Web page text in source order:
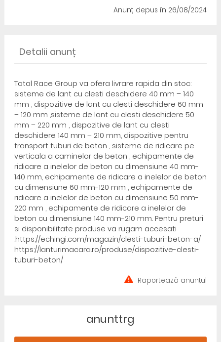
Anunț depusîn 26/08/2024
Detalii anunț
Total Race Group va ofera livrare rapida din stoc:
sisteme de lant cu clesti deschidere 40 mm – 140
mm , dispozitive de lant cu clesti deschidere 60 mm
– 120 mm ,sisteme de lant cu clesti deschidere 50
mm – 220 mm , dispozitive de lant cu clesti
deschidere 140 mm – 210 mm, dispozitive pentru
transport tuburi de beton , sisteme de ridicare pe
verticala a caminelor de beton , echipamente de
ridicare a inelelor de beton cu dimensiune 40 mm-
140 mm, echipamente de ridicare a inelelor de beton
cu dimensiune 60 mm-120 mm , echipamente de
ridicare a inelelor de beton cu dimensiune 50 mm-
220 mm , echipamente de ridicare a inelelor de
beton cu dimensiune 140 mm-210 mm. Pentru preturi
si disponibilitate produse va rugam accesati
:https://echingi.com/magazin/clesti-tuburi-beton-a/
https://lanturimacara.ro/produse/dispozitive-clesti-
tuburi-beton/
Raportează anunțul
anunttrg